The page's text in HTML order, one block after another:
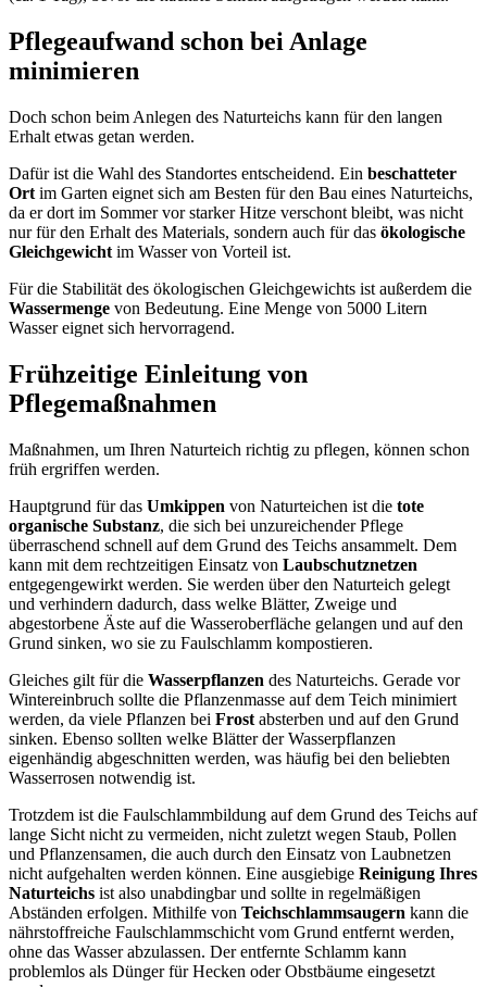
Pflegeaufwand schon bei Anlage
minimieren
Doch schon beim Anlegen des Naturteichs kann für den langen
Erhalt etwas getan werden.
Dafür ist die Wahl des Standortes entscheidend. Ein beschatteter
Ort im Garten eignet sich am Besten für den Bau eines Naturteichs,
da er dort im Sommer vor starker Hitze verschont bleibt, was nicht
nur für den Erhalt des Materials, sondern auch für das ökologische
Gleichgewicht im Wasser von Vorteil ist.
Für die Stabilität des ökologischen Gleichgewichts ist außerdem die
Wassermenge von Bedeutung. Eine Menge von 5000 Litern
Wasser eignet sich hervorragend.
Frühzeitige Einleitung von
Pflegemaßnahmen
Maßnahmen, um Ihren Naturteich richtig zu pflegen, können schon
früh ergriffen werden.
Hauptgrund für das Umkippen von Naturteichen ist die tote
organische Substanz, die sich bei unzureichender Pflege
überraschend schnell auf dem Grund des Teichs ansammelt. Dem
kann mit dem rechtzeitigen Einsatz von Laubschutznetzen
entgegengewirkt werden. Sie werden über den Naturteich gelegt
und verhindern dadurch, dass welke Blätter, Zweige und
abgestorbene Äste auf die Wasseroberfläche gelangen und auf den
Grund sinken, wo sie zu Faulschlamm kompostieren.
Gleiches gilt für die Wasserpflanzen des Naturteichs. Gerade vor
Wintereinbruch sollte die Pflanzenmasse auf dem Teich minimiert
werden, da viele Pflanzen bei Frost absterben und auf den Grund
sinken. Ebenso sollten welke Blätter der Wasserpflanzen
eigenhändig abgeschnitten werden, was häufig bei den beliebten
Wasserrosen notwendig ist.
Trotzdem ist die Faulschlammbildung auf dem Grund des Teichs auf
lange Sicht nicht zu vermeiden, nicht zuletzt wegen Staub, Pollen
und Pflanzensamen, die auch durch den Einsatz von Laubnetzen
nicht aufgehalten werden können. Eine ausgiebige Reinigung Ihres
Naturteichs ist also unabdingbar und sollte in regelmäßigen
Abständen erfolgen. Mithilfe von Teichschlammsaugern kann die
nährstoffreiche Faulschlammschicht vom Grund entfernt werden,
ohne das Wasser abzulassen. Der entfernte Schlamm kann
problemlos als Dünger für Hecken oder Obstbäume eingesetzt